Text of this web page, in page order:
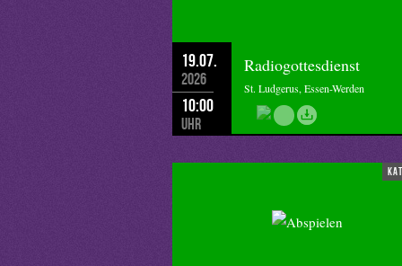
19.07.
2026
10:00
Uhr
Radiogottesdienst
St. Ludgerus, Essen-Werden